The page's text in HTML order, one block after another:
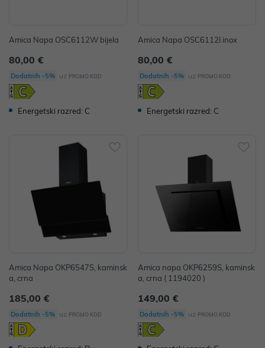
Amica Napa OSC6112W bijela
80,00 €
Dodatnih -5% uz PROMO KOD
Energetski razred: C
Amica Napa OSC6112I inox
80,00 €
Dodatnih -5% uz PROMO KOD
Energetski razred: C
Amica Napa OKP6547S, kaminsk
a, crna
185,00 €
Dodatnih -5% uz PROMO KOD
Amica napa OKP6259S, kaminsk
a, crna ( 1194020 )
149,00 €
Dodatnih -5% uz PROMO KOD